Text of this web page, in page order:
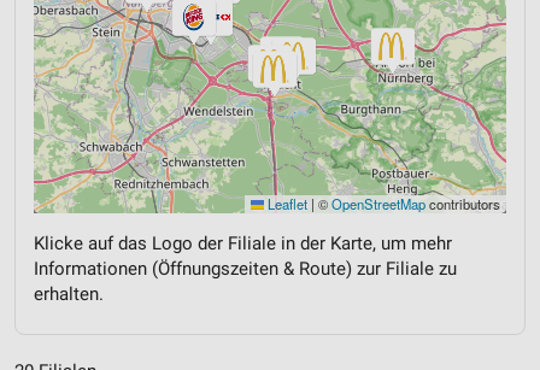
Leaflet | ©OpenStreetMapcontributors
Klicke auf das Logo der Filiale in der Karte, um mehr
Informationen (Öffnungszeiten & Route) zur Filiale zu
erhalten.